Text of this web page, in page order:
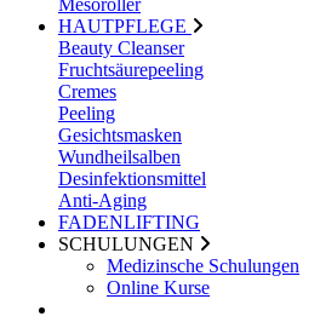
Mesoroller
HAUTPFLEGE
Beauty Cleanser
Fruchtsäurepeeling
Cremes
Peeling
Gesichtsmasken
Wundheilsalben
Desinfektionsmittel
Anti-Aging
FADENLIFTING
SCHULUNGEN
Medizinsche Schulungen
Online Kurse